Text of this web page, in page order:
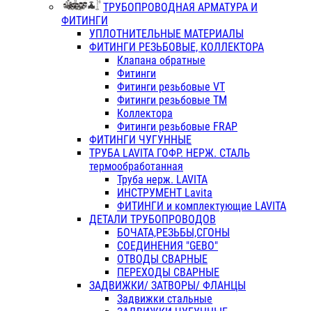
ТРУБОПРОВОДНАЯ АРМАТУРА И
ФИТИНГИ
УПЛОТНИТЕЛЬНЫЕ МАТЕРИАЛЫ
ФИТИНГИ РЕЗЬБОВЫЕ, КОЛЛЕКТОРА
Клапана обратные
Фитинги
Фитинги резьбовые VT
Фитинги резьбовые ТМ
Коллектора
Фитинги резьбовые FRAP
ФИТИНГИ ЧУГУННЫЕ
ТРУБА LAVITA ГОФР. НЕРЖ. СТАЛЬ
термообработанная
Труба нерж. LAVITA
ИНСТРУМЕНТ Lavita
ФИТИНГИ и комплектующие LAVITA
ДЕТАЛИ ТРУБОПРОВОДОВ
БОЧАТА,РЕЗЬБЫ,СГОНЫ
СОЕДИНЕНИЯ "GEBO"
ОТВОДЫ СВАРНЫЕ
ПЕРЕХОДЫ СВАРНЫЕ
ЗАДВИЖКИ/ ЗАТВОРЫ/ ФЛАНЦЫ
Задвижки стальные